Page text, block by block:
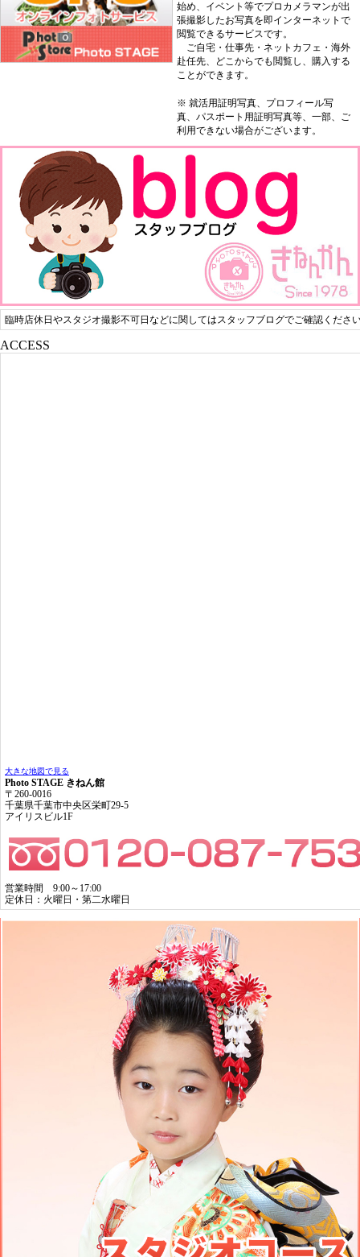
始め、イベント等でプロカメラマンが出
張撮影したお写真を即インターネットで
閲覧できるサービスです。
ご自宅・仕事先・ネットカフェ・海外
赴任先、どこからでも閲覧し、購入する
ことができます。
※ 就活用証明写真、プロフィール写
真、パスポート用証明写真等、一部、ご
利用できない場合がございます。
臨時店休日やスタジオ撮影不可日などに関してはスタッフブログでご確認くださ
ACCESS
大きな地図で見る
Photo STAGE きねん館
〒260-0016
千葉県千葉市中央区栄町29-5
アイリスビル1F
営業時間 9:00～17:00
定休日：火曜日・第二水曜日